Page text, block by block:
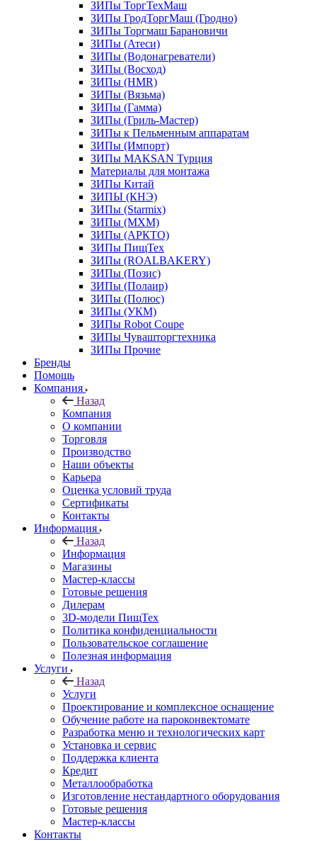
ЗИПы ТоргТехМаш
ЗИПы ГродТоргМаш (Гродно)
ЗИПы Торгмаш Барановичи
ЗИПы (Атеси)
ЗИПы (Водонагреватели)
ЗИПы (Восход)
ЗИПы (HMR)
ЗИПы (Вязьма)
ЗИПы (Гамма)
ЗИПы (Гриль-Мастер)
ЗИПы к Пельменным аппаратам
ЗИПы (Импорт)
ЗИПы MAKSAN Турция
Материалы для монтажа
ЗИПы Китай
ЗИПЫ (КНЭ)
ЗИПы (Starmix)
ЗИПы (МХМ)
ЗИПы (АРКТО)
ЗИПы ПищТех
ЗИПы (ROALBAKERY)
ЗИПы (Позис)
ЗИПы (Полаир)
ЗИПы (Полюс)
ЗИПы (УКМ)
ЗИПы Robot Coupe
ЗИПы Чувашторгтехника
ЗИПы Прочие
Бренды
Помощь
Компания
Назад
Компания
О компании
Торговля
Производство
Наши объекты
Карьера
Оценка условий труда
Сертификаты
Контакты
Информация
Назад
Информация
Магазины
Мастер-классы
Готовые решения
Дилерам
3D-модели ПищТех
Политика конфиденциальности
Пользовательское соглашение
Полезная информация
Услуги
Назад
Услуги
Проектирование и комплексное оснащение
Обучение работе на пароконвектомате
Разработка меню и технологических карт
Установка и сервис
Поддержка клиента
Кредит
Металлообработка
Изготовление нестандартного оборудования
Готовые решения
Мастер-классы
Контакты